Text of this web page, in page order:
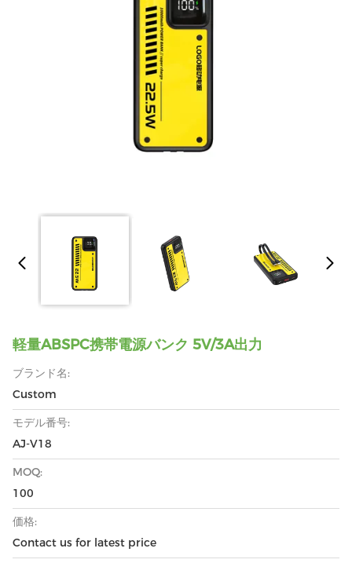
軽量ABSPC携帯電源バンク 5V/3A出力
ブランド名:
Custom
モデル番号:
AJ-V18
MOQ:
100
価格:
Contact us for latest price